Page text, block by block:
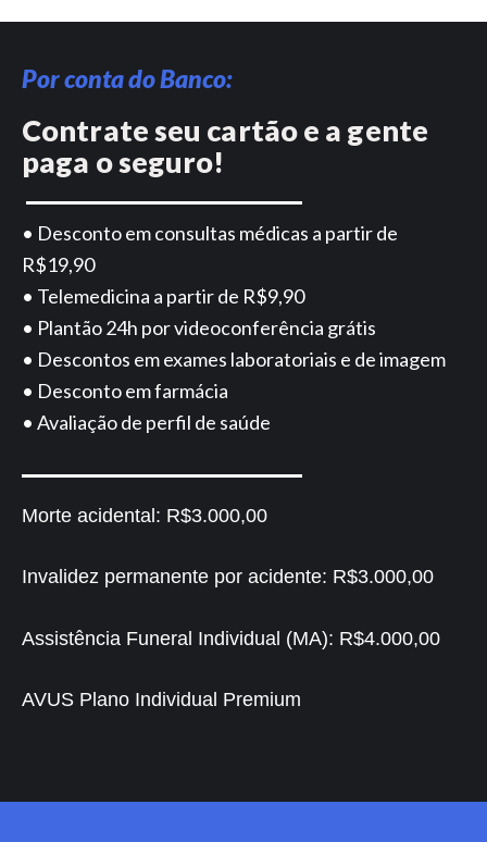
Por conta do Banco:
Contrate seu cartão e a gente
paga o seguro!
• Desconto em consultas médicas a partir de
R$19,90
• Telemedicina a partir de R$9,90
• Plantão 24h por videoconferência grátis
• Descontos em exames laboratoriais e de imagem
• Desconto em farmácia
• Avaliação de perfil de saúde
Morte acidental: R$3.000,00
Invalidez permanente por acidente: R$3.000,00
Assistência Funeral Individual (MA): R$4.000,00
AVUS Plano Individual Premium